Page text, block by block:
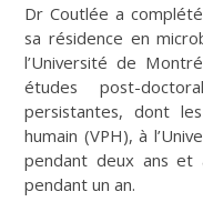
Dr Coutlée a
sa résidence en
l’Université de
études post-
persistantes, dont
humain (VPH), à
pendant deux ans et
pendant un an.